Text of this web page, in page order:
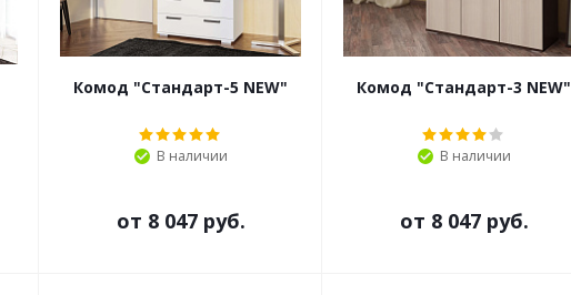
Комод "Стандарт-5 NEW"
В наличии
от 8 047 руб.
Комод "Стандарт-3 NEW"
В наличии
от 8 047 руб.